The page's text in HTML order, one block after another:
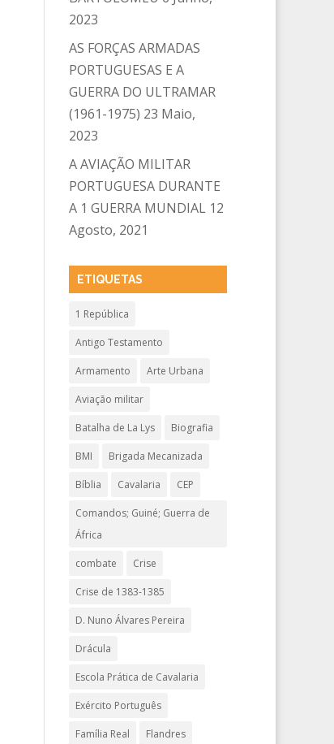
2023
AS FORÇAS ARMADAS
PORTUGUESAS E A
GUERRA DO ULTRAMAR
(1961-1975) 23 Maio,
2023
A AVIAÇÃO MILITAR
PORTUGUESA DURANTE
A 1 GUERRA MUNDIAL 12
Agosto, 2021
ETIQUETAS
1 República
Antigo Testamento
Armamento Arte Urbana
Aviação militar
Batalha de La Lys Biografia
BMI Brigada Mecanizada
Bíblia Cavalaria CEP
Comandos; Guiné; Guerra de
África
combate Crise
Crise de 1383-1385
D. Nuno Álvares Pereira
Drácula
Escola Prática de Cavalaria
Exército Português
Família Real Flandres